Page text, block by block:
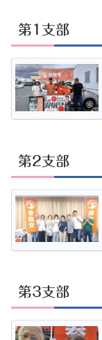
第1支部
第2支部
第3支部